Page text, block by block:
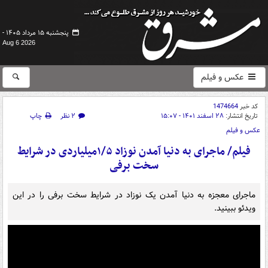
پنجشنبه ۱۵ مرداد ۱۴۰۵ -
Aug 6 2026
عکس و فیلم
کد خبر1474664
تاریخ انتشار: ۲۸ اسفند ۱۴۰۱ - ۱۵:۰۷ ۲ نظر
چاپ
عکس و فیلم
فیلم/ ماجرای به دنیا آمدن نوزاد ۱/۵میلیاردی در شرایط
سخت برفی
ماجرای معجزه به دنیا آمدن یک نوزاد در شرایط سخت برفی را در این
ویدئو ببینید.